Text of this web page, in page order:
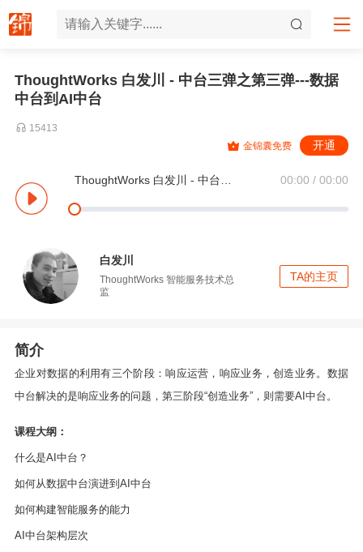
ThoughtWorks 白发川 - 中台三弹之第三弹---数据
中台到AI中台
15413
金锦囊免费
开通
00:00 / 00:00
白发川
ThoughtWorks 智能服务技术总
监
TA的主页
简介
企业对数据的利用有三个阶段：响应运营，响应业务，创造业务。数据
中台解决的是响应业务的问题，第三阶段“创造业务”，则需要AI中台。
课程大纲：
什么是AI中台？
如何从数据中台演进到 AI中台
如何构建智能服务的能力
AI中台架构层次